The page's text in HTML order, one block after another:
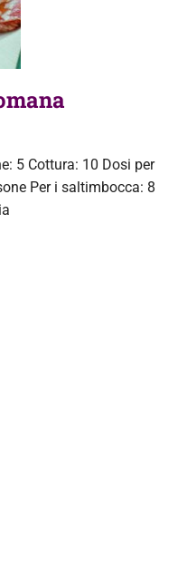
5 Cottura: 10 Dosi per
Per i saltimbocca: 8